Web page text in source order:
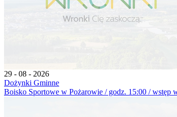
29 - 08 - 2026
Dożynki Gminne
Boisko Sportowe w Pożarowie / godz. 15:00 /